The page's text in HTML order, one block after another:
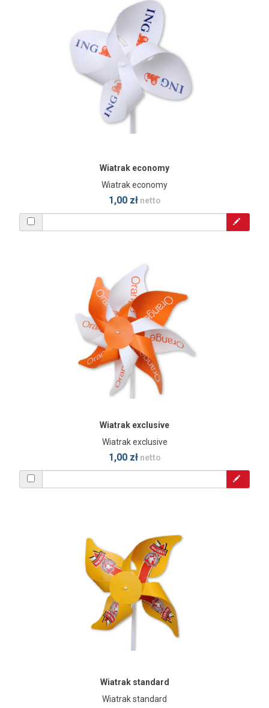
Wiatrak economy
Wiatrak economy
1,00 złnetto
Wiatrak exclusive
Wiatrak exclusive
1,00 złnetto
Wiatrak standard
Wiatrak standard